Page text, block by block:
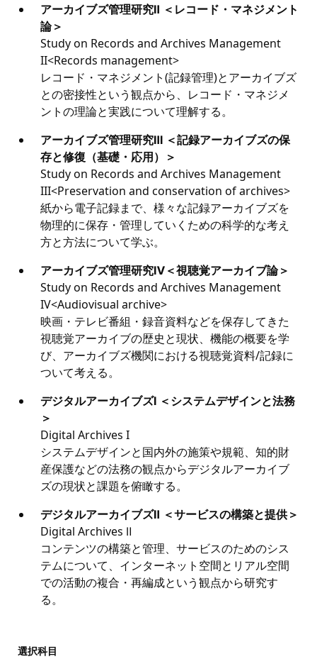
アーカイブズ管理研究Ⅱ ＜レコード・マネジメント
論＞
Study on Records and Archives Management
II<Records management>
レコード・マネジメント(記録管理)とアーカイブズ
との密接性という観点から、レコード・マネジメ
ントの理論と実践について理解する。
アーカイブズ管理研究Ⅲ ＜記録アーカイブズの保
存と修復（基礎・応用）＞
Study on Records and Archives Management
III<Preservation and conservation of archives>
紙から電子記録まで、様々な記録アーカイブズを
物理的に保存・管理していくための科学的な考え
方と方法について学ぶ。
アーカイブズ管理研究Ⅳ＜視聴覚アーカイブ論＞
Study on Records and Archives Management
IV<Audiovisual archive>
映画・テレビ番組・録音資料などを保存してきた
視聴覚アーカイブの歴史と現状、機能の概要を学
び、アーカイブズ機関における視聴覚資料/記録に
ついて考える。
デジタルアーカイブズⅠ ＜システムデザインと法務
＞
Digital Archives I
システムデザインと国内外の施策や規範、知的財
産保護などの法務の観点からデジタルアーカイブ
ズの現状と課題を俯瞰する。
デジタルアーカイブズⅡ ＜サービスの構築と提供＞
Digital Archives Ⅱ
コンテンツの構築と管理、サービスのためのシス
テムについて、インターネット空間とリアル空間
での活動の複合・再編成という観点から研究す
る。
選択科目